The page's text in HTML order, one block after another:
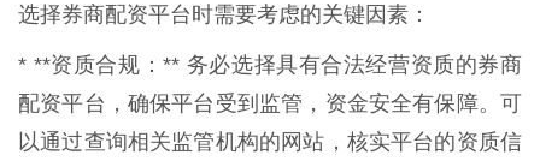
选择券商配资平台时需要考虑的关键因素：
* **资质合规：** 务必选择具有合法经营资质的券商
配资平台，确保平台受到监管，资金安全有保障。可
以通过查询相关监管机构的网站，核实平台的资质信